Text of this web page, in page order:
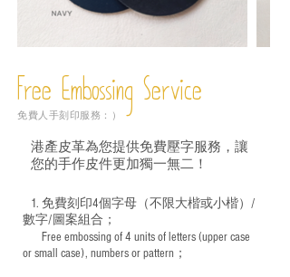
Free Embossing Service
免費人手刻印服務：）
港產皮革為您提供免費壓字服務，讓
您的手作皮件更加獨一無二！
1. 免費刻印4個字母（不限大楷或小楷）/
數字/圖案組合；
Free embossing of 4 units of letters (upper case
or small case), numbers or pattern；